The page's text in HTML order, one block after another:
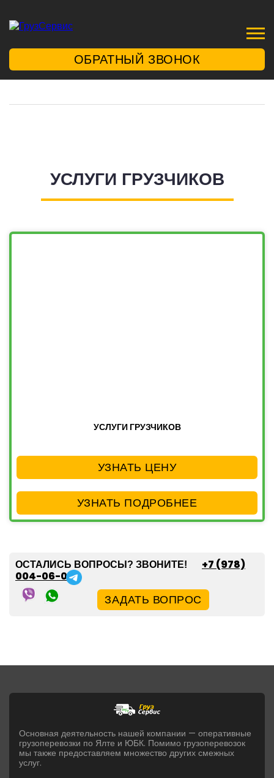
ОБРАТНЫЙ ЗВОНОК
УСЛУГИ ГРУЗЧИКОВ
УСЛУГИ ГРУЗЧИКОВ
УЗНАТЬ ЦЕНУ
УЗНАТЬ ПОДРОБНЕЕ
ОСТАЛИСЬ ВОПРОСЫ? ЗВОНИТЕ!
+7 (978)
004-06-05
ЗАДАТЬ ВОПРОС
Основная деятельность нашей компании — оперативные
грузоперевозки по Ялте и ЮБК. Помимо грузоперевозок
мы также предоставляем множество других смежных
услуг.